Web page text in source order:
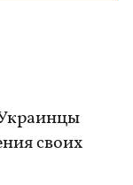
своих